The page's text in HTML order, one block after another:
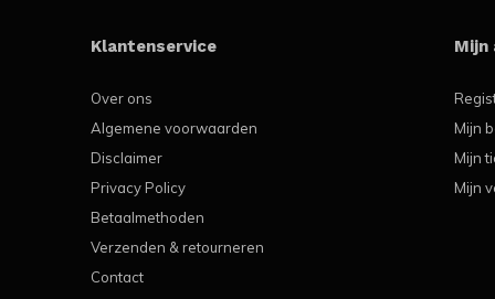
Klantenservice
Over ons
Algemene voorwaarden
Disclaimer
Privacy Policy
Betaalmethoden
Verzenden & retourneren
Contact
Mijn
Mijn
Mijn
Mijn